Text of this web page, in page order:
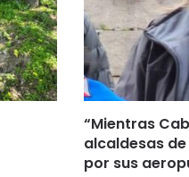
“Mientras
alcaldesas
por sus